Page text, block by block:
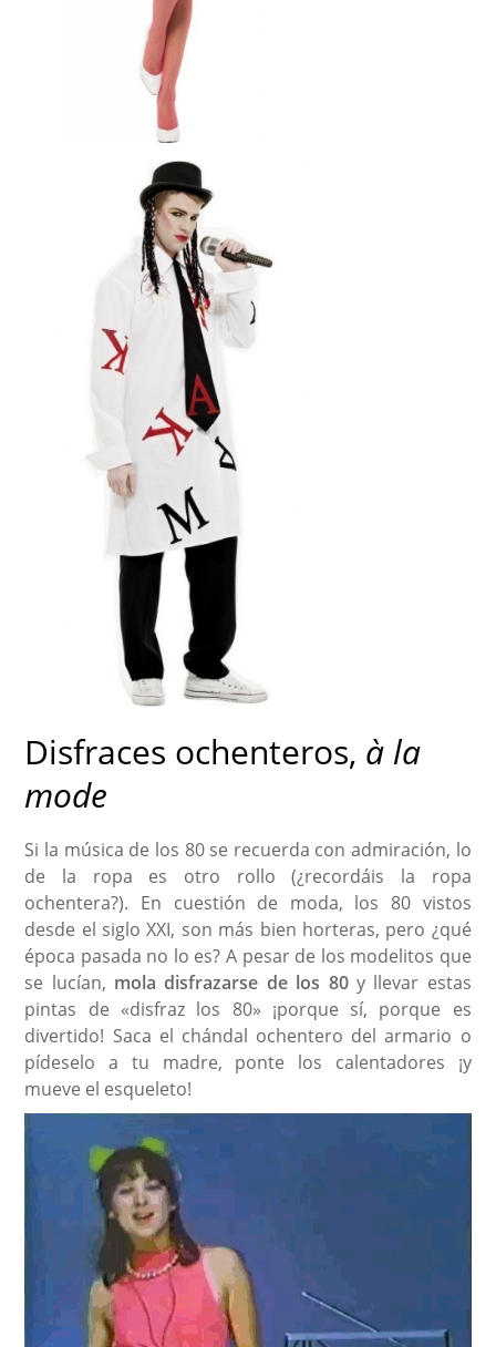
Disfraces ochenteros, à la
mode
Si la música de los 80 se recuerda con admiración, lo
de la ropa es otro rollo (¿recordáis la ropa
ochentera?). En cuestión de moda, los 80 vistos
desde el siglo XXI, son más bien horteras, pero ¿qué
época pasada no lo es? A pesar de los modelitos que
se lucían, mola disfrazarse de los 80y llevar estas
pintas de «disfraz los 80» ¡porque sí, porque es
divertido! Saca el chándal ochentero del armario o
pídeselo a tu madre, ponte los calentadores ¡y
mueve el esqueleto!